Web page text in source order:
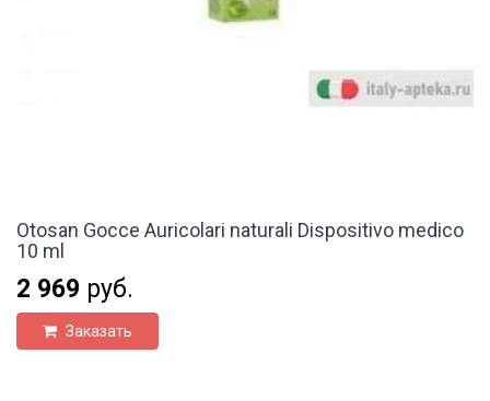
Otosan Gocce Auricolari naturali Dispositivo medico
10 ml
2 969 руб.
Заказать